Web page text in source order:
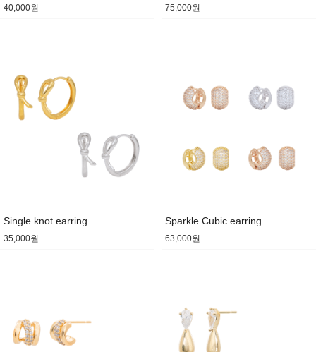
40,000원 75,000원
Single knot earring
35,000원
Sparkle Cubic earring
63,000원